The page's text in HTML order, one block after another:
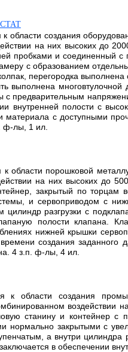
к области создания
на них высоких до
пробками и соединенный
с образованием
перегородка
выполнена
с предварительным
внутренней полости с
материала с доступными
ф-лы, 1 ил.
к области порошковой
на них высоких до
закрытый по
и сервоприводом с
разгрузки с
полости клапана.
нижней крышки
создания заданного
4 з.п. ф-лы, 4 ил.
к области создания
воздействии
станину и контейнер
нормально закрытыми с
а внутри цилиндра
в обеспечении